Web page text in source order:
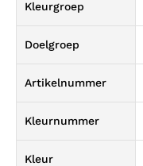
Kleurgroep
Doelgroep
Artikelnummer
Kleurnummer
Kleur